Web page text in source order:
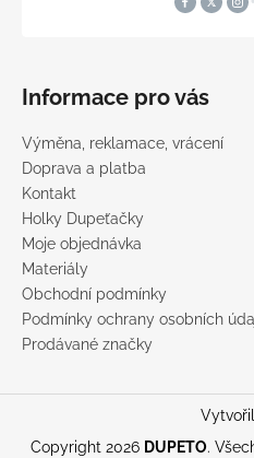
Informace pro vás
Výměna, reklamace, vrácení
Doprava a platba
Kontakt
Holky Dupeťačky
Moje objednávka
Materiály
Obchodní podmínky
Podmínky ochrany osobních
Prodávané značky
Copyright 2026 DUPETO.